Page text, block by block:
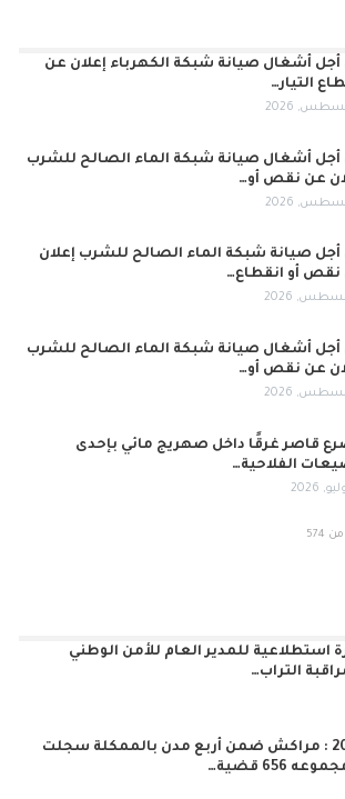
أشغال صيانة شبكة الكهرباء إعلان عن
التيار…
أشغال صيانة شبكة الماء الصالح للشرب
عن نقص أو…
صيانة شبكة الماء الصالح للشرب إعلان
أو انقطاع…
أشغال صيانة شبكة الماء الصالح للشرب
عن نقص أو…
قاصر غرقًا داخل صهريج مائي بإحدى
الفلاحية…
استطلاعية للمدير العام للأمن الوطني
التراب…
2024 : مراكش ضمن أربع مدن بالممكلة سجلت
656 قضية…